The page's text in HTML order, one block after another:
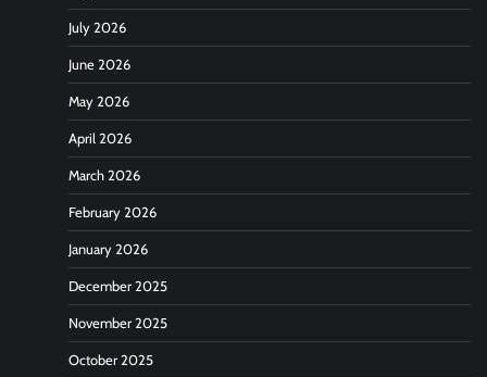
July 2026
June 2026
May 2026
April 2026
March 2026
February 2026
January 2026
December 2025
November 2025
October 2025